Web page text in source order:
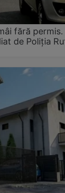
fără permis.
de Poliţia